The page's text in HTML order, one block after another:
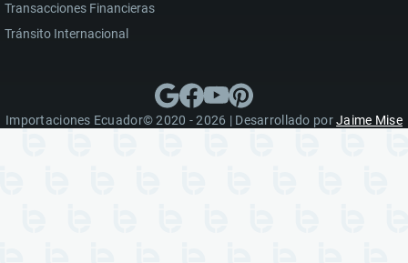
Transacciones Financieras
Tránsito Internacional
Importaciones Ecuador© 2020 - 2026 | Desarrollado porJaime Mise